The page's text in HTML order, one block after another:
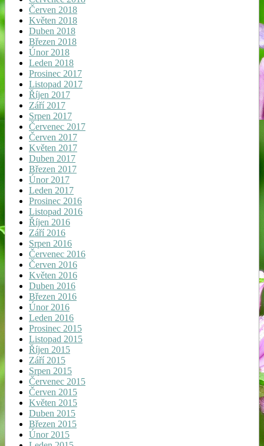
Červen 2018
Květen 2018
Duben 2018
Březen 2018
Únor 2018
Leden 2018
Prosinec 2017
Listopad 2017
Říjen 2017
Září 2017
Srpen 2017
Červenec 2017
Červen 2017
Květen 2017
Duben 2017
Březen 2017
Únor 2017
Leden 2017
Prosinec 2016
Listopad 2016
Říjen 2016
Září 2016
Srpen 2016
Červenec 2016
Červen 2016
Květen 2016
Duben 2016
Březen 2016
Únor 2016
Leden 2016
Prosinec 2015
Listopad 2015
Říjen 2015
Září 2015
Srpen 2015
Červenec 2015
Červen 2015
Květen 2015
Duben 2015
Březen 2015
Únor 2015